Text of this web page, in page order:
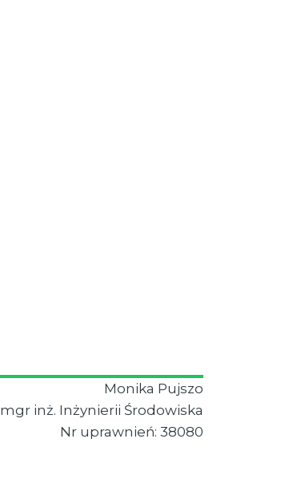
Monika Pujszo
mgr inż. Inżynierii Środowiska
Nr uprawnień: 38080